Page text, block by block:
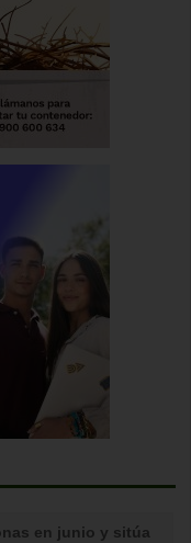
en junio y sitúa